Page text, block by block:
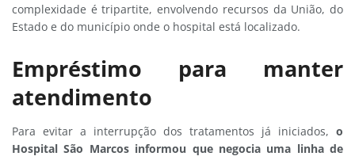
complexidade é tripartite, envolvendo recursos da União, do
Estado e do município onde o hospital está localizado.
Empréstimo para manter
atendimento
Para evitar a interrupção dos tratamentos já iniciados, o
Hospital São Marcos informou que negocia uma linha de